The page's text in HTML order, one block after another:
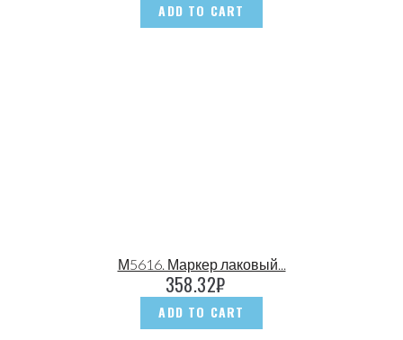
ADD TO CART
М5616. Маркер лаковый...
358.32₽
ADD TO CART